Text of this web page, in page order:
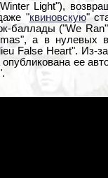
Light"),
"квиновскую"
баллады ("We
а в нулевых
False Heart". Из-
ее